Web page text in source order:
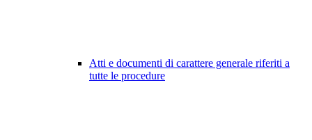
Atti e documenti di carattere generale riferiti a
tutte le procedure